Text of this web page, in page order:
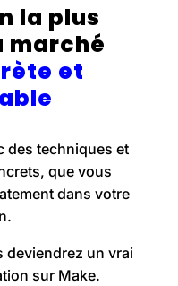
la plus
marché
et
des techniques et
que vous
dans votre
deviendrez un vrai
sur Make.